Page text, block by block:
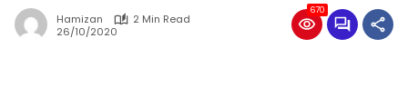
Hamizan
2 Min Read
26/10/2020
670